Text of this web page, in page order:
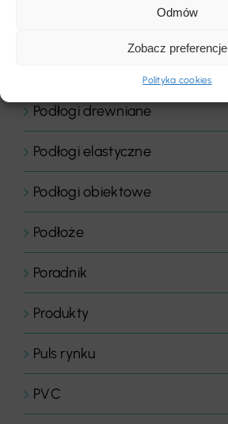
Odmów
Zobacz preferencje
Polityka cookies
Podłogi drewniane
Podłogi elastyczne
Podłogi obiektowe
Podłoże
Poradnik
Produkty
Puls rynku
PVC